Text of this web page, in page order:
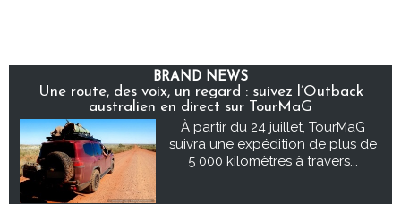
BRAND NEWS
Une route, des voix, un regard : suivez l’Outback
australien en direct sur TourMaG
À partir du 24 juillet, TourMaG
suivra une expédition de plus de
5 000 kilomètres à travers...